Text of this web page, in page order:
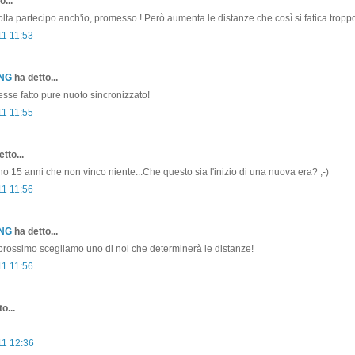
partecipo anch'io, promesso ! Però aumenta le distanze che così si fatica
11:53
ha detto...
fatto pure nuoto sincronizzato!
11:55
15 anni che non vinco niente...Che questo sia l'inizio di una nuova era? ;-)
11:56
ha detto...
scegliamo uno di noi che determinerà le distanze!
11:56
12:36